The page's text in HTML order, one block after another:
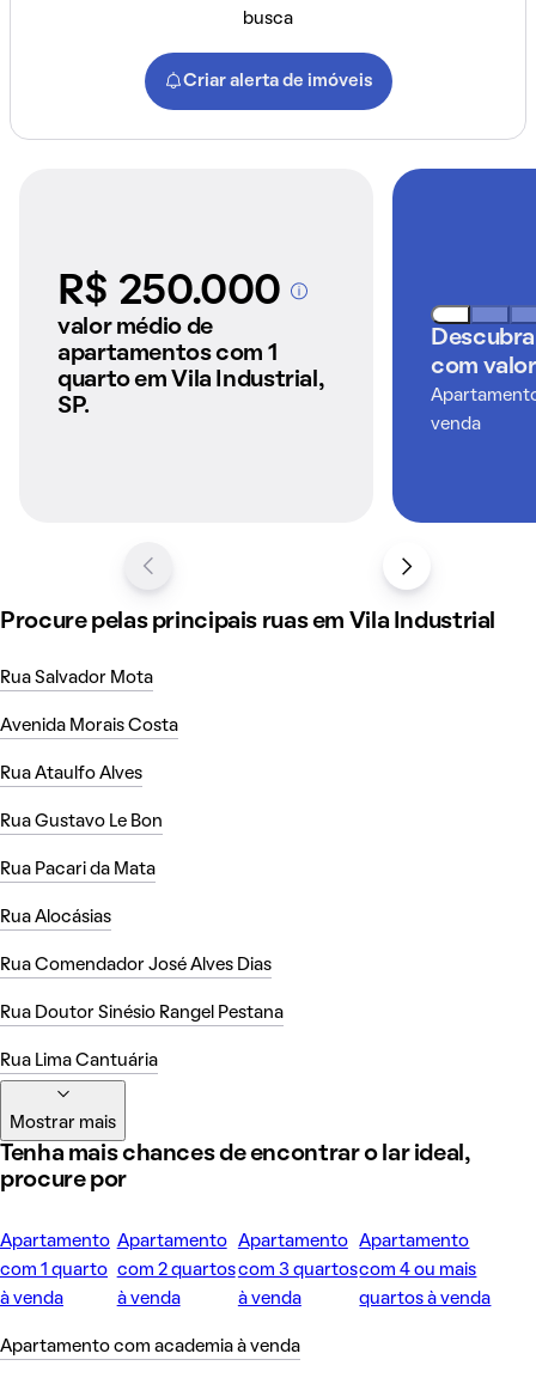
busca
Criar alerta de imóveis
R$ 250.000A partir dos imóveis
valor médio de
apartamentos com 1
quarto em Vila Industrial,
SP.
com
venda
Procure pelas principais ruas em Vila Industrial
Rua Salvador Mota
Avenida Morais Costa
Rua Ataulfo Alves
Rua Gustavo Le Bon
Rua Pacari da Mata
Rua Alocásias
Rua Comendador José Alves Dias
Rua Doutor Sinésio Rangel Pestana
Rua Lima Cantuária
Mostrar mais
Tenha mais chances de encontrar o lar ideal,
procure por
Apartamento
com 1 quarto
à venda
Apartamento
com 2 quartos
à venda
Apartamento
com 3 quartos
à venda
Apartamento
com 4 ou mais
quartos à venda
Apartamento com academia à venda